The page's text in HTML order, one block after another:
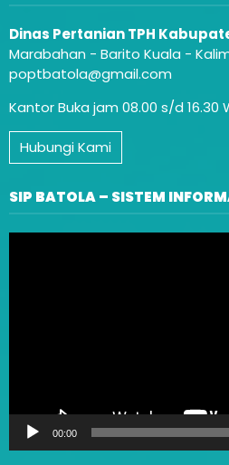
Dinas Pertanian TPH
Marabahan - Barito Kuala -
poptbatola@gmail.com
Kantor Buka jam 08.00 s/d 16.30
Hubungi Kami
SIP BATOLA – SISTEM
00:00